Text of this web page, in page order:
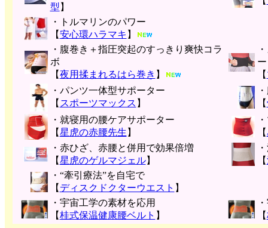
型 】
・トルマリンのパワー
【安心環ハラマキ 】
・腹巻き＋指圧突起のすっきり爽快コラ
ボ
【夜用揉まれるはら巻き 】
ー
【
・パンツ一体型サポーター
【 スポーツマックス 】
【
・就寝用の腰ケアサポーター
【星虎の赤腰先生 】
【
・赤ひざ、赤腰と併用で効果倍増
【星虎のゲルマジェル】
【
・“牽引療法”を自宅で
【 ディスクドクターウエスト 】
・宇宙工学の素材を応用
【桂式保温健康腰ベルト 】
【